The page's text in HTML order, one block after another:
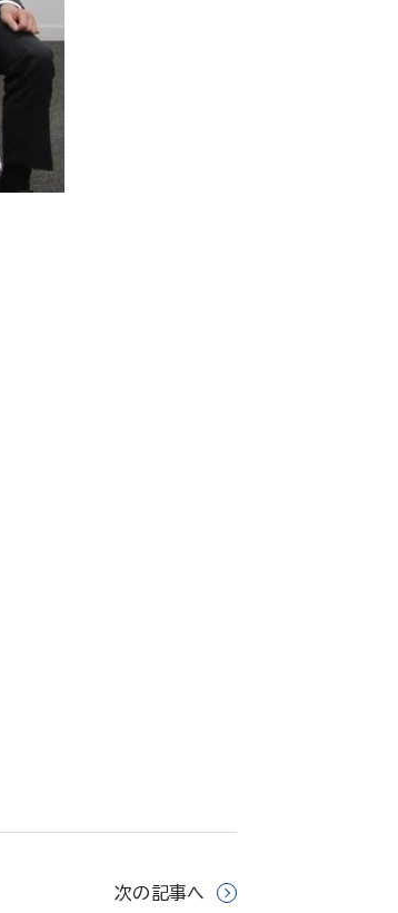
次の記事へ